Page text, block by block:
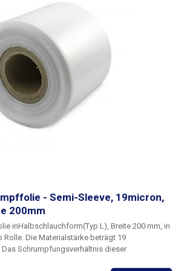
1,65 : 1Parameter:
mm) Schrumpfungstemperatur: 100 - 180 °C
: 1 Folienart: Polyolefin Form: halbarmig (L)
76mm Farbe: transparent
- Semi-Sleeve, 19micron,
200mm
inHalbschlauchform(Typ L), Breite 200 mm, in
Rolle. Die Materialstärke beträgt 19
Das Schrumpfungsverhältnis dieser